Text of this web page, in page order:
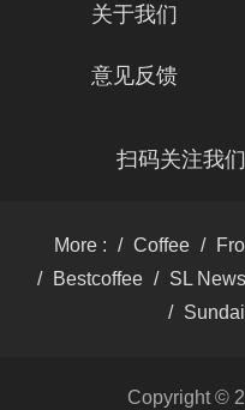
关于我们
意见反馈
扫码关注我们
More : Coffee
Bestcoffee
SL News
Copyright ©